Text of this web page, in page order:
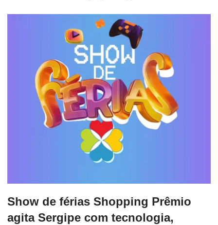
Show de férias Shopping Prêmio
agita Sergipe com tecnologia,